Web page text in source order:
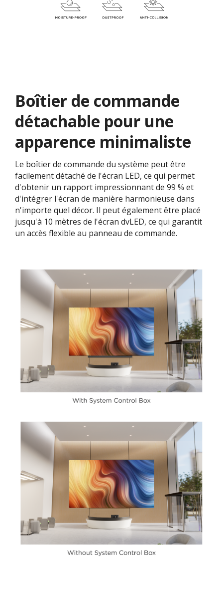
Boîtier de commande
détachable pour une
apparence minimaliste​
Le boîtier de commande du système peut être
facilement détaché de l'écran LED, ce qui permet
d'obtenir un rapport impressionnant de 99 % et
d'intégrer l'écran de manière harmonieuse dans
n'importe quel décor. Il peut également être placé
jusqu'à 10 mètres de l'écran dvLED, ce qui garantit
un accès flexible au panneau de commande.